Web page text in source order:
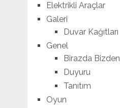
Elektrikli Araçlar
Galeri
Duvar Kağıtları
Genel
Birazda Bizden
Duyuru
Tanıtım
Oyun